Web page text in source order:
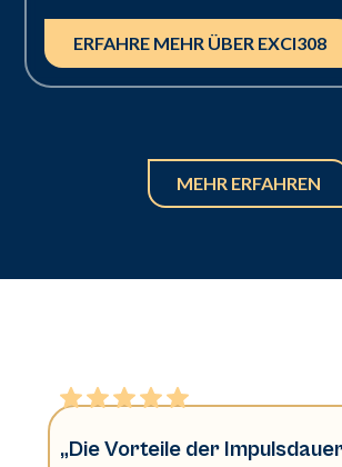
ERFAHRE MEHR ÜBER EXCI308
MEHR ERFAHREN
„Die Vorteile der